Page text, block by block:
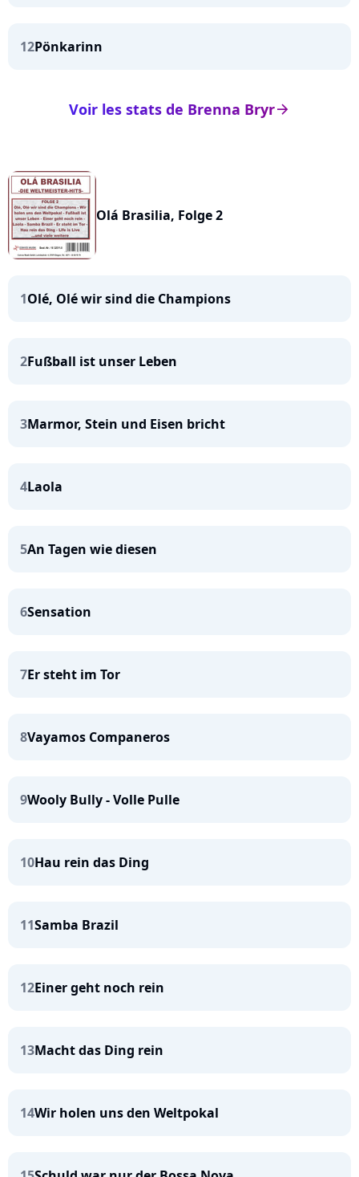
12Pönkarinn
arrow_right
Voir les stats de Brenna Bryr
Olá Brasilia, Folge 2
1Olé, Olé wir sind die Champions
2Fußball ist unser Leben
3Marmor, Stein und Eisen bricht
4Laola
5An Tagen wie diesen
6Sensation
7Er steht im Tor
8Vayamos Companeros
9Wooly Bully - Volle Pulle
10Hau rein das Ding
11Samba Brazil
12Einer geht noch rein
13Macht das Ding rein
14Wir holen uns den Weltpokal